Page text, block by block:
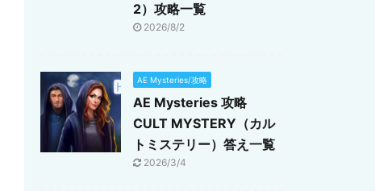
2）攻略一覧
2026/8/2
AE Mysteries/攻略
AE Mysteries 攻略
CULT MYSTERY（カル
トミステリー）答え一覧
2026/3/4